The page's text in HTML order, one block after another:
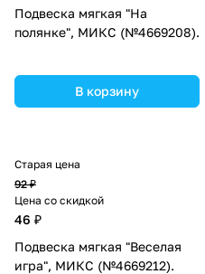
Подвеска мягкая "На
полянке", МИКС (№4669208).
В корзину
Старая цена
92 ₽
Цена со скидкой
46 ₽
Подвеска мягкая "Веселая
игра", МИКС (№4669212).